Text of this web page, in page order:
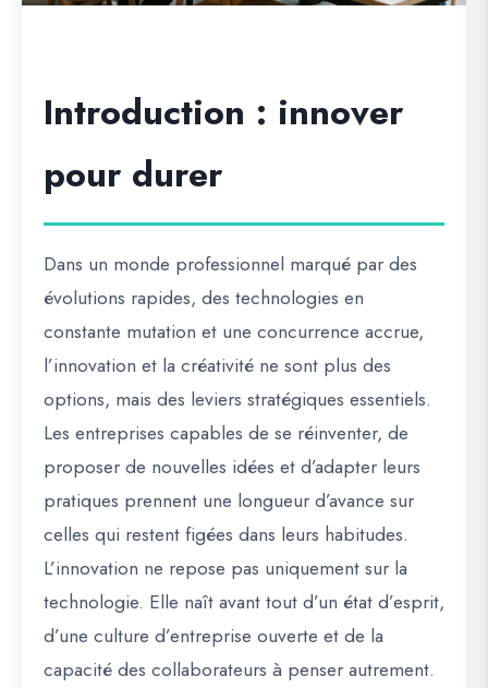
Introduction : innover
pour durer
Dans un monde professionnel marqué par des
évolutions rapides, des technologies en
constante mutation et une concurrence accrue,
l’innovation et la créativité ne sont plus des
options, mais des leviers stratégiques essentiels.
Les entreprises capables de se réinventer, de
proposer de nouvelles idées et d’adapter leurs
pratiques prennent une longueur d’avance sur
celles qui restent figées dans leurs habitudes.
L’innovation ne repose pas uniquement sur la
technologie. Elle naît avant tout d’un état d’esprit,
d’une culture d’entreprise ouverte et de la
capacité des collaborateurs à penser autrement.